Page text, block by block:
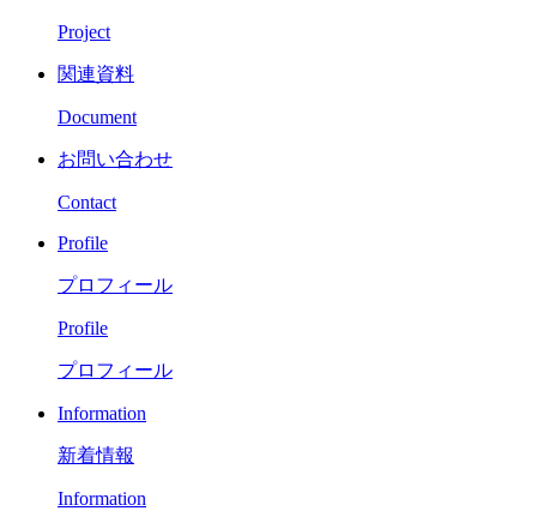
Project
関連資料
Document
お問い合わせ
Contact
Profile
プロフィール
Profile
プロフィール
Information
新着情報
Information